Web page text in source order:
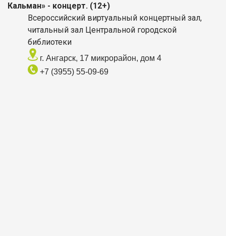
Кальман» - концерт. (12+)
Всероссийский виртуальный концертный зал,
читальный зал Центральной городской
библиотеки
г. Ангарск, 17 микрорайон, дом 4
+7 (3955) 55-09-69